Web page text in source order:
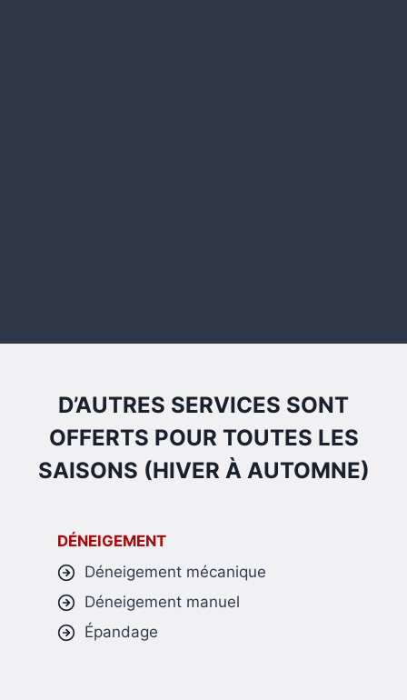
D’AUTRES SERVICES SONT
OFFERTS POUR TOUTES LES
SAISONS (HIVER À AUTOMNE)
DÉNEIGEMENT
Déneigement mécanique
Déneigement manuel
Épandage